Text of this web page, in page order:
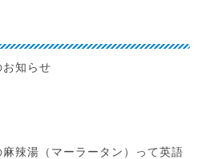
お知らせ
麻辣湯（マーラータン）って英語